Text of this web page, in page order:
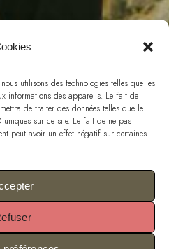
utilisons des technologies telles que les
informations des appareils. Le fait de
de traiter des données telles que le
sur ce site. Le fait de ne pas
peut avoir un effet négatif sur certaines
rich features for professional
using variety of features.